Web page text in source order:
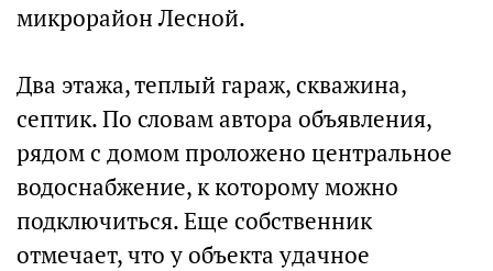
микрорайон Лесной.
Два этажа, теплый гараж, скважина,
септик. По словам автора объявления,
рядом с домом проложено центральное
водоснабжение, к которому можно
подключиться. Еще собственник
отмечает, что у объекта удачное